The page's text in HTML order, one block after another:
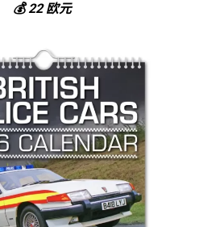
💰 22 欧元